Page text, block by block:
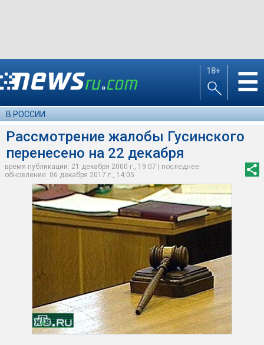
18+ ☰
В РОССИИ
Рассмотрение жалобы Гусинского
перенесено на 22 декабря
время публикации: 21 декабря 2000 г., 19:07 | последнее
обновление: 06 декабря 2017 г., 14:05